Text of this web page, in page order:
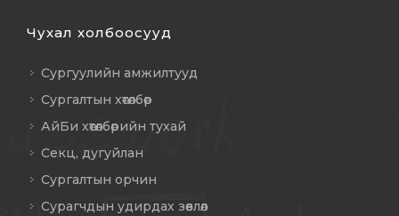
Чухал холбоосууд
Сургуулийн амжилтууд
Сургалтын хөтөлбөр
АйБи хөтөлбөрийн тухай
Секц, дугуйлан
Сургалтын орчин
Сурагчдын удирдах зөвлөл